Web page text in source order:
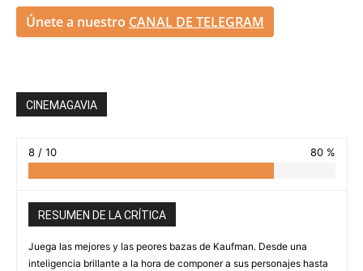
Únete a nuestro CANAL DE TELEGRAM
CINEMAGAVIA
8 / 10 80 %
RESUMEN DE LA CRÍTICA
Juega las mejores y las peores bazas de Kaufman. Desde una
inteligencia brillante a la hora de componer a sus personajes hasta